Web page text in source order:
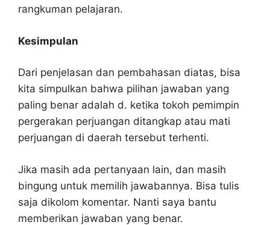
rangkuman pelajaran.
Kesimpulan
Dari penjelasan dan pembahasan diatas, bisa
kita simpulkan bahwa pilihan jawaban yang
paling benar adalah d. ketika tokoh pemimpin
pergerakan perjuangan ditangkap atau mati
perjuangan di daerah tersebut terhenti.
Jika masih ada pertanyaan lain, dan masih
bingung untuk memilih jawabannya. Bisa tulis
saja dikolom komentar. Nanti saya bantu
memberikan jawaban yang benar.